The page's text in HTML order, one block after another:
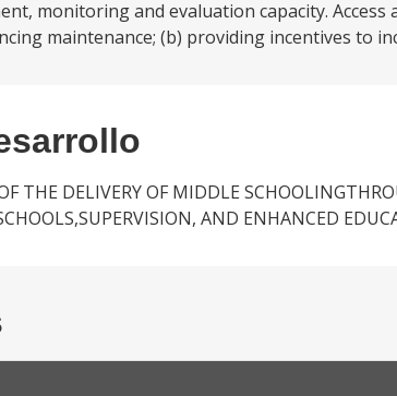
monitoring and evaluation capacity.
maintenance; (b) providing incentives to
THE DELIVERY OF MIDDLE
AND ENHANCED